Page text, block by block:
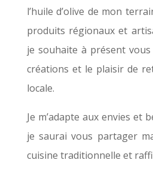
l’huile d’olive de mon
produits régionaux et
je souhaite à présent
créations et le plaisir de
locale.
Je m’adapte aux envies et
je saurai vous partager
cuisine traditionnelle et